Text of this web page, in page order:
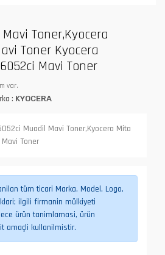
Toner,Kyocera
Toner Kyocera
Mavi Toner
var.
: KYOCERA
Muadil Mavi Toner,Kyocera Mita
Toner
tüm ticari Marka, Model, Logo,
ilgili firmanin mülkiyeti
ürün tanimlamasi, ürün
amaçli kullanilmistir.